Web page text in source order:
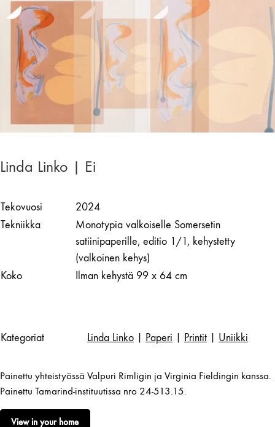
Linda Linko | Ei
Tekovuosi
2024
Tekniikka
Monotypia valkoiselle Somersetin
satiinipaperille, editio 1/1, kehystetty
(valkoinen kehys)
Koko
Ilman kehystä 99 x 64 cm
Kategoriat Linda Linko Paperi Printit Uniikki
Painettu yhteistyössä Valpuri Rimligin ja Virginia Fieldingin kanssa.
Painettu Tamarind-instituutissa nro 24-513.15.
View in your home